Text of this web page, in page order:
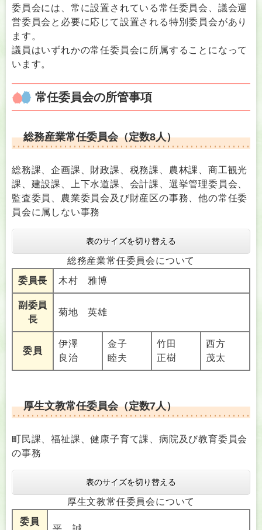
委員会には、常に設置されている常任委員会、議会運
営委員会と必要に応じて設置される特別委員会があり
ます。
議員はいずれかの常任委員会に所属することになって
います。
常任委員会の所管事項
総務産業常任委員会（定数8人）
総務課、企画課、財政課、税務課、農林課、商工観光
課、建設課、上下水道課、会計課、選挙管理委員会、
監査委員、農業委員会及び財産区の事務、他の常任委
員会に属しない事務
表のサイズを切り替える
総務産業常任委員会について
委員長
木村 雅博
副委員
長
菊地 英雄
委員
伊澤
良治
金子
睦夫
竹田
正樹
西方
茂太
厚生文教常任委員会（定数7人）
町民課、福祉課、健康子育て課、病院及び教育委員会
の事務
表のサイズを切り替える
厚生文教常任委員会について
委員